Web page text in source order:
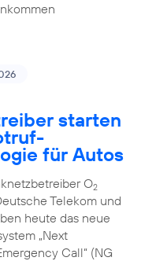
starten
für Autos
O2
Telekom und
heute das neue
„Next
Call“ (NG